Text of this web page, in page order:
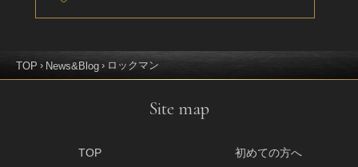
TOP News&Blog ロックマン
Site map
TOP
初めての方へ